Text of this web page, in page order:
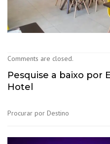
Comments are closed.
Pesquise a baixo por
Hotel